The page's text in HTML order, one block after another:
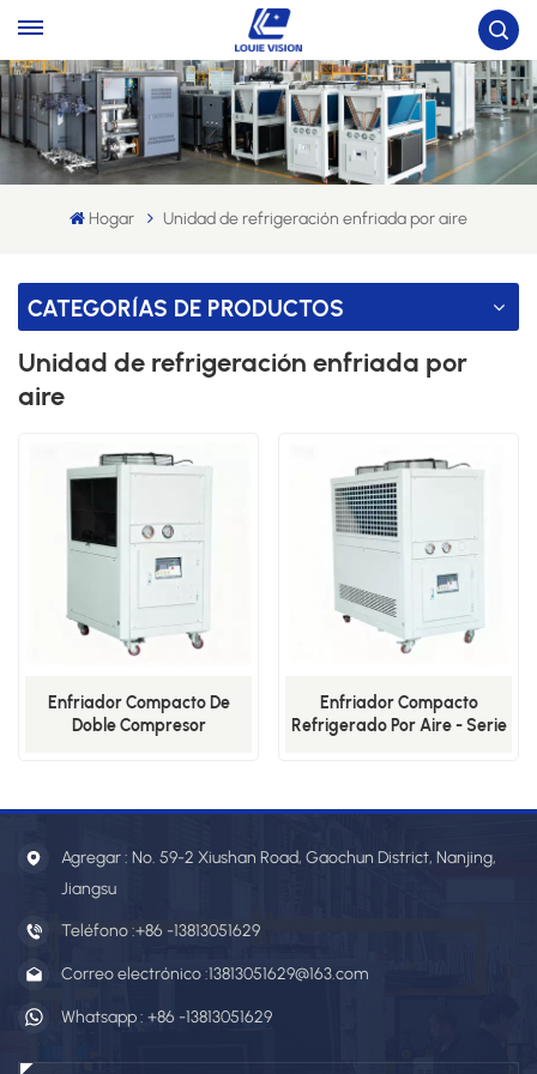
Hogar Unidad de refrigeración enfriada por aire
CATEGORÍAS DE PRODUCTOS
Unidad de refrigeración enfriada por
aire
Enfriador Compacto De
Doble Compresor
Enfriador Compacto
Refrigerado Por Aire - Serie
Agregar : No. 59-2 Xiushan Road, Gaochun District, Nanjing,
Jiangsu
Teléfono :+86 -13813051629
Correo electrónico :13813051629@163.com
Whatsapp : +86 -13813051629